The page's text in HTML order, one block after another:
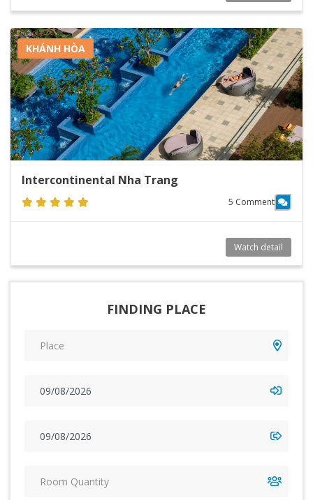
FINDING PLACE
KHÁNH HÒA
Intercontinental Nha Trang
5 Comment
Watch detail